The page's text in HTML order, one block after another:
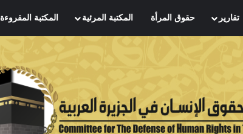
تقارير حقوق المرأة المكتبة المرئية المكتبة المقروءة